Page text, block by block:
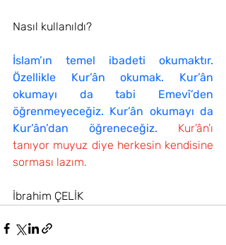
Nasıl kullanıldı?
İslam’ın temel ibadeti okumaktır.
Özellikle Kur’ân okumak. Kur’ân
okumayı da tabi Emevî’den
öğrenmeyeceğiz. Kur’ân okumayı da
Kur’ân’dan öğreneceğiz.
Kur’ân’ı
tanıyor muyuz diye herkesin kendisine
sorması lazım.
İbrahim ÇELİK